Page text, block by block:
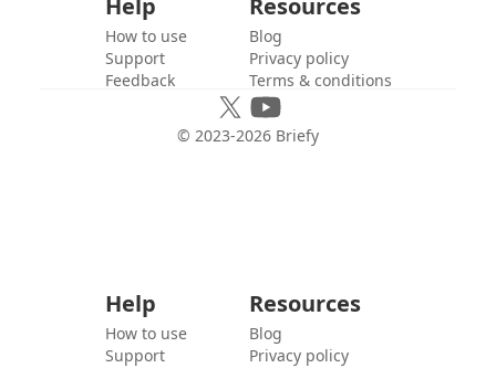
Help
How to use
Support
Feedback
Resources
Blog
Privacy policy
Terms & conditions
© 2023-2026 Briefy
Help
How to use
Support
Resources
Blog
Privacy policy